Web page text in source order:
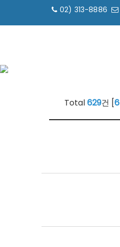
02) 313-8886
Total629건 [6